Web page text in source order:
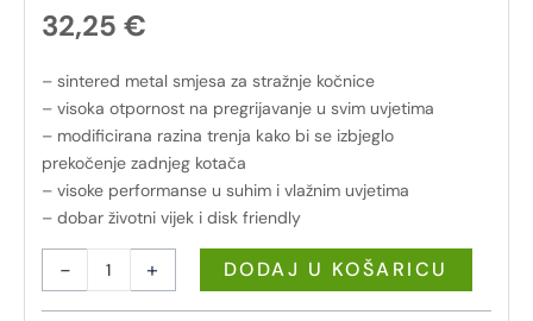
32,25 €
– sintered metal smjesa za stražnje kočnice
– visoka otpornost na pregrijavanje u svim uvjetima
– modificirana razina trenja kako bi se izbjeglo
prekočenje zadnjeg kotača
– visoke performanse u suhim i vlažnim uvjetima
– dobar životni vijek i disk friendly
- + DODAJ U KOŠARICU